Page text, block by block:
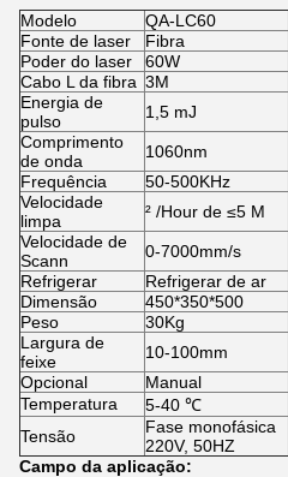
Modelo QA-LC60
Fonte de laser
Fibra
Poder do laser
60W
Cabo L da fibra 3M
Energia de
pulso
1,5 mJ
Comprimento
de onda
1060nm
Frequência
50-500KHz
Velocidade
limpa
² /Hour de ≤5 M
Velocidade de
Scann
0-7000mm/s
Refrigerar
Refrigerar de ar
Dimensão
450*350*500
Peso
30Kg
Largura de
feixe
10-100mm
Opcional
Manual
Temperatura
5-40 ℃
Tensão
Fase monofásica
220V, 50HZ
Campo da aplicação: